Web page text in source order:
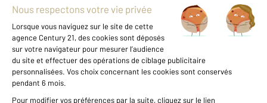
À propos
International
Nous contacter